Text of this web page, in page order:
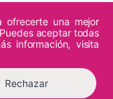
reservados.
ofrecerte una mejor
aceptar todas
información, visita
Rechazar